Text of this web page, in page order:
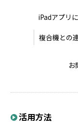
iPadアプリ
複合機との
お
活用方法